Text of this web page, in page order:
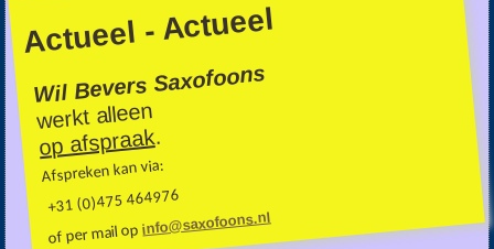
Actueel - Actueel
Wil Bevers Saxofoons
werkt alleen
op afspraak.
Afspreken kan via:
+31 (0)475 464976
of per mail opinfo@saxofoons.nl